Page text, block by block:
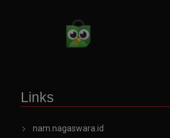
Links
nam.nagaswara.id